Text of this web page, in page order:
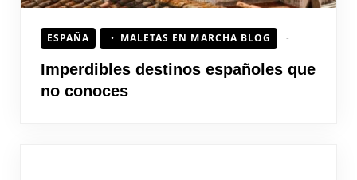
ESPAÑA MALETAS EN MARCHA BLOG
Imperdibles destinos españoles que
no conoces